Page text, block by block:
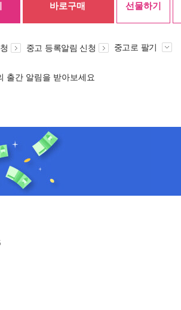
바로구매 선물하기
중고 등록알림 신청 중고로 팔기
출간 알림을 받아보세요